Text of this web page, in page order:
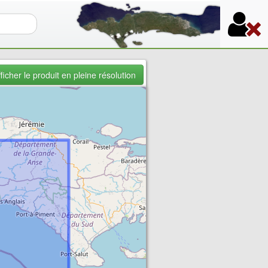
de recherche
le produit en pleine résolution